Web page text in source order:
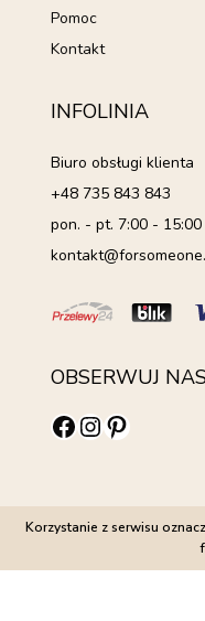
Pomoc
Kontakt
INFOLINIA
Biuro obsługi klienta
+48 735 843 843
pon. - pt. 7:00 - 15:00
OBSERWUJ
Facebook
Instagram
Pinterest
Korzystanie z serwisu